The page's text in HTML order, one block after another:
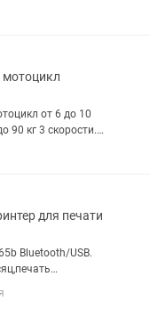
моноблок HP All-
i5 ...
мотоцикл
от 6 до 10
90 кг 3 скорости.
ч Хороший
сыну. Покатался
встроенная...
для печати
Bluetooth/USB.
коробкой и